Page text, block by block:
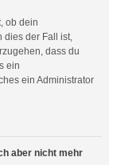
ob dein
dies der Fall ist,
dass du
ein
ein Administrator
aber nicht mehr